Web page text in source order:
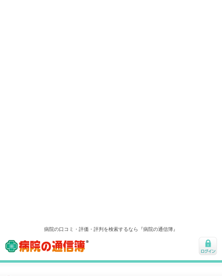
病院の口コミ・評価・評判を検索するなら『病院の通信簿』
病院の通信簿
ログ